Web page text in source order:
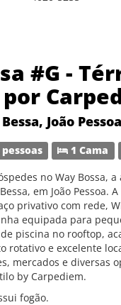
#G -
João Pessoa
pessoas 1 Cama
no Way Bossa, a
em João Pessoa.
privativo com rede,
equipada para
piscina no rooftop,
rotativo e excelente
mercados e diversas
by Carpediem.
fogão.